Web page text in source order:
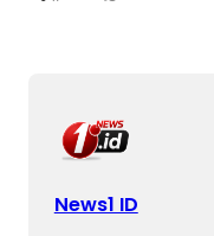
News1 ID